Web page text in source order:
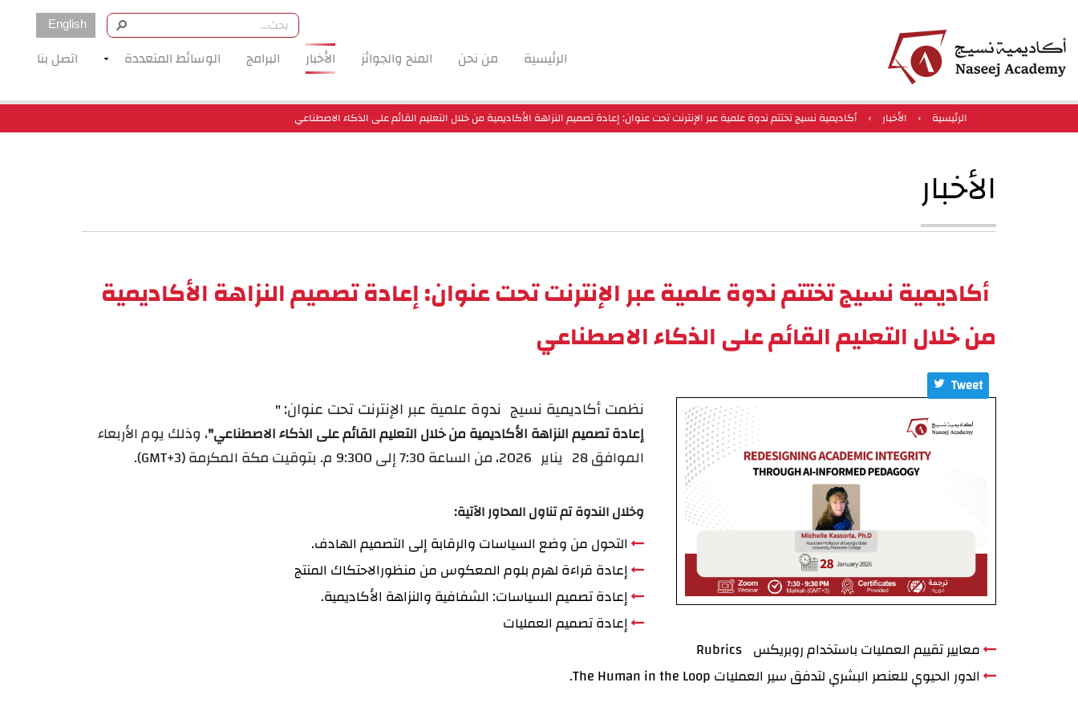
English
الرئيسية من نحن المنح والجوائز الأخبار البرامج الوسائط المتعددة اتصل بنا
الرئيسية › الأخبار › أكاديمية نسيج تختتم ندوة علمية عبر الإنترنت تحت عنوان: إعادة تصميم النزاهة الأكاديمية من خلال التعليم القائم على الذكاء الاصطناعي
الأخبار
أكاديمية نسيج تختتم ندوة علمية عبر الإنترنت تحت عنوان: إعادة تصميم النزاهة الأكاديمية
من خلال التعليم القائم على الذكاء الاصطناعي
Tweet
ن​ظمت أكاديمية نسيج ندوة علمية عبر الإنترنت تحت عنوان:​ "
إعادة تصميم النزاهة الأكاديمية من خلال التعليم القائم على الذكاء الاصطناعي"، وذلك يوم الأربعاء
الموافق 28 يناير
2026، من الساعة 7:30 إلى 9:300 م. بتوقيت مكة المكرمة (GMT+3).
وخلال الندوة تم تناول المحاور الآتية:
التحول من وضع السياسات والرقابة إلى التصميم الهادف.
إعادة قراءة لهرم بلوم المعكوس من منظورالاحتكاك المنتج
إعادة تصميم السياسات: الشفافية والنزاهة الأكاديمية.
إعادة تصميم العمليات
معايير تقييم العمليات باستخدام روبريكس Rubrics
الدور الحيوي للعنصر البشري لتدفق سير العمليات The Human in the Loop.​